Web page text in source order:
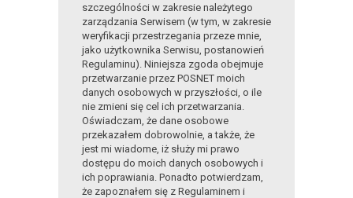
szczególności w zakresie należytego
zarządzania Serwisem (w tym, w zakresie
weryfikacji przestrzegania przeze mnie,
jako użytkownika Serwisu, postanowień
Regulaminu). Niniejsza zgoda obejmuje
przetwarzanie przez POSNET moich
danych osobowych w przyszłości, o ile
nie zmieni się cel ich przetwarzania.
Oświadczam, że dane osobowe
przekazałem dobrowolnie, a także, że
jest mi wiadome, iż służy mi prawo
dostępu do moich danych osobowych i
ich poprawiania. Ponadto potwierdzam,
że zapoznałem się z Regulaminem i